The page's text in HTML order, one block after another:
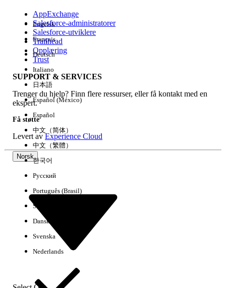
Erfaring
Fjern alle Utført
Kontroller stavemåten i søkeordene.
AppExchange
Salesforce-administratorer
Salesforce-utviklere
Trailhead
Opplæring
Trust
SUPPORT & SERVICES
Trenger du hjelp? Finn flere ressurser, eller få kontakt med en
ekspert.
Få støtte
Levert avExperience Cloud
Norsk
Engelsk
Français
Deutsch
Italiano
日本語
Español (México)
Español
中文（简体）
中文（繁體）
한국어
Русский
Português (Brasil)
Suomi
Dansk
Svenska
Nederlands